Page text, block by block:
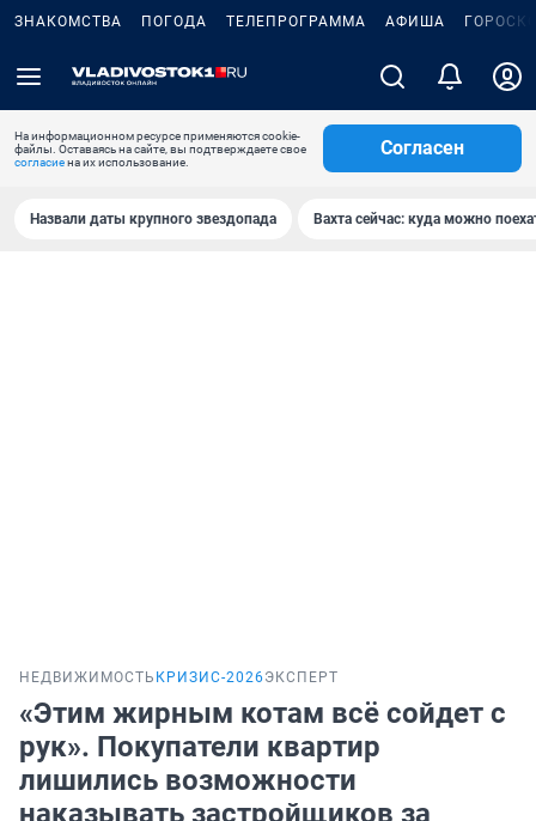
ЗНАКОМСТВА ПОГОДА ТЕЛЕПРОГРАММА АФИША
На информационном ресурсе применяются cookie-
файлы. Оставаясь на сайте, вы подтверждаете свое
согласиена их использование.
Согласен
Назвали даты крупного звездопада Вахта сейчас: куда можно
НЕДВИЖИМОСТЬ КРИЗИС-2026ЭКСПЕРТ
«Этим жирным котам всё сойдет с
рук». Покупатели квартир
лишились возможности
наказывать застройщиков за